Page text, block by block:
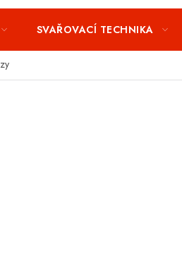
SVAŘOVACÍ TECHNIKA